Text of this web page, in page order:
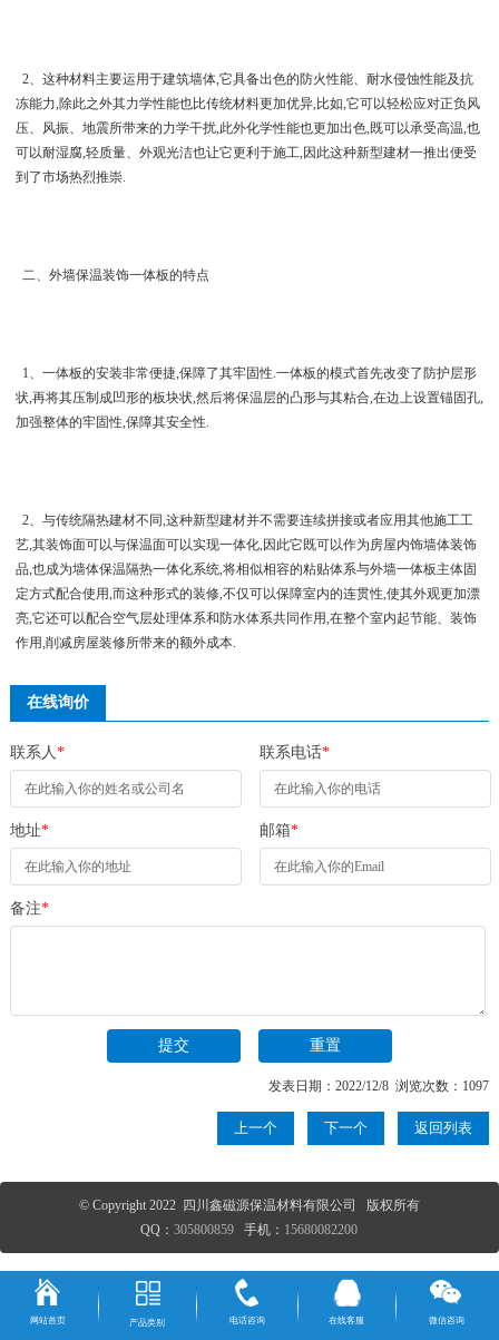
2、这种材料主要运用于建筑墙体,它具备出色的防火性能、耐水侵蚀性能及抗
冻能力,除此之外其力学性能也比传统材料更加优异,比如,它可以轻松应对正负风
压、风振、地震所带来的力学干扰,此外化学性能也更加出色,既可以承受高温,也
可以耐湿腐,轻质量、外观光洁也让它更利于施工,因此这种新型建材一推出便受
到了市场热烈推崇.
二、外墙保温装饰一体板的特点
1、一体板的安装非常便捷,保障了其牢固性.一体板的模式首先改变了防护层形
状,再将其压制成凹形的板块状,然后将保温层的凸形与其粘合,在边上设置锚固孔,
加强整体的牢固性,保障其安全性.
2、与传统隔热建材不同,这种新型建材并不需要连续拼接或者应用其他施工工
艺,其装饰面可以与保温面可以实现一体化,因此它既可以作为房屋内饰墙体装饰
品,也成为墙体保温隔热一体化系统,将相似相容的粘贴体系与外墙一体板主体固
定方式配合使用,而这种形式的装修,不仅可以保障室内的连贯性,使其外观更加漂
亮,它还可以配合空气层处理体系和防水体系共同作用,在整个室内起节能、装饰
作用,削减房屋装修所带来的额外成本.
在线询价
联系人 * 联系电话*
地址* 邮箱*
备注*
发表日期：2022/12/8 浏览次数：1097
上一个 下一个 返回列表
© Copyright 2022 四川鑫磁源保温材料有限公司 版权所有
QQ：305800859 手机： 15680082200
网站首页 产品类别 电话咨询 在线客服 微信咨询